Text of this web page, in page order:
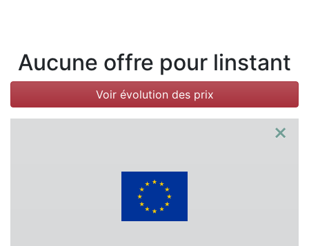
Aucune offre pour linstant
Voir évolution des prix
×